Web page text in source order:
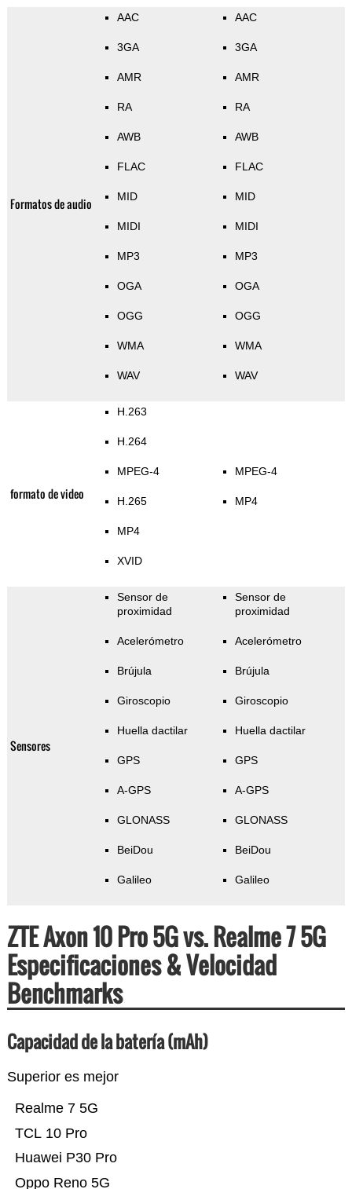
Formatos de audio
AAC
3GA
AMR
RA
AWB
FLAC
MID
MIDI
MP3
OGA
OGG
WMA
WAV
AAC
3GA
AMR
RA
AWB
FLAC
MID
MIDI
MP3
OGA
OGG
WMA
WAV
formato de video
H.263
H.264
MPEG-4
H.265
MP4
XVID
MPEG-4
MP4
Sensores
Sensor de
proximidad
Acelerómetro
Brújula
Giroscopio
Huella dactilar
GPS
A-GPS
GLONASS
BeiDou
Galileo
Sensor de
proximidad
Acelerómetro
Brújula
Giroscopio
Huella dactilar
GPS
A-GPS
GLONASS
BeiDou
Galileo
ZTE Axon 10 Pro 5G vs. Realme 7 5G
Especificaciones & Velocidad
Benchmarks
Capacidad de la batería (mAh)
Superior es mejor
Oppo Reno 5G
Huawei P30 Pro
TCL 10 Pro
Realme 7 5G